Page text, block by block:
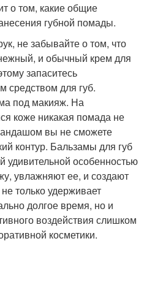
о том, какие общие
губной помады.
не забывайте о том, что
и обычный крем для
запаситесь
для губ.
под макияж. На
коже никакая помада не
вы не сможете
контур. Бальзамы для губ
удивительной особенностью
увлажняют ее, и создают
только удерживает
долгое время, но и
воздействия слишком
косметики.